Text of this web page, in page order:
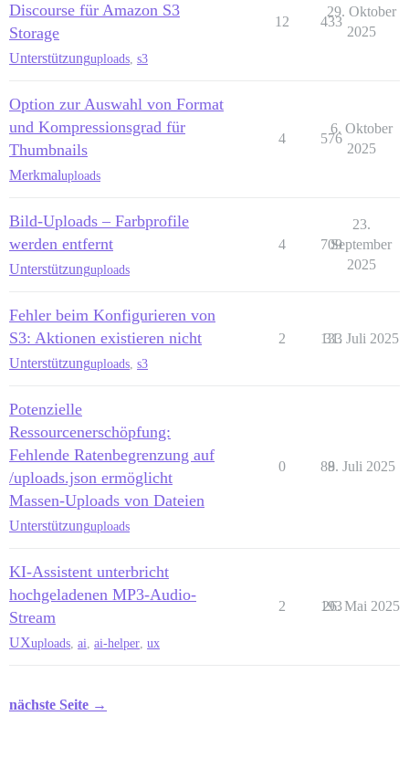
Discourse für Amazon S3
Storage
Unterstützunguploads s3
12 433
29. Oktober
2025
Option zur Auswahl von Format
und Kompressionsgrad für
Thumbnails
Merkmaluploads
4 576
6. Oktober
2025
Bild-Uploads – Farbprofile
werden entfernt
Unterstützunguploads
4 709
23.
September
2025
Fehler beim Konfigurieren von
S3: Aktionen existieren nicht
Unterstützunguploads s3
2 133
31. Juli 2025
Potenzielle
Ressourcenerschöpfung:
Fehlende Ratenbegrenzung auf
/uploads.json ermöglicht
Massen-Uploads von Dateien
Unterstützunguploads
0 898. Juli 2025
KI-Assistent unterbricht
hochgeladenen MP3-Audio-
Stream
UXuploads ai ai-helper ux
2 193
26. Mai 2025
nächste Seite →